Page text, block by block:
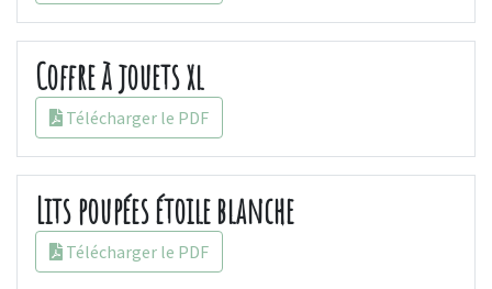
Coffre à jouets xl
Télécharger le PDF
Lits poupées étoile blanche
Télécharger le PDF